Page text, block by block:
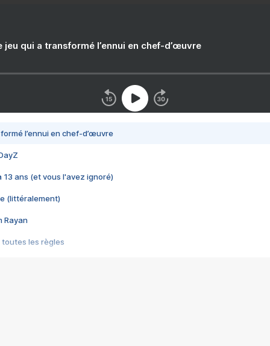
jeu qui a transformé l’ennui en chef-d’œuvre
l’ennui en chef-d’œuvre
13 ans (et vous l'avez ignoré)
(littéralement)
Rayan
toutes les règles